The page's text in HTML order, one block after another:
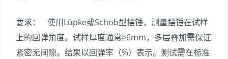
要求：
使用Lüpke或Schob型摆锤，测量摆锤在试样
上的回弹角度。试样厚度通常≥6mm，多层叠加需保证
紧密无间隙。结果以回弹率（%）表示。测试需在标准